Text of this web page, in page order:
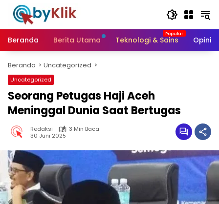
Langsung
konten
Beranda
Berita Utama Teknologi & Sains Opini
Beranda Uncategorized
Uncategorized
Seorang Petugas Haji Aceh
Meninggal Dunia Saat Bertugas
Redaksi
3 Min Baca
30 Juni 2025